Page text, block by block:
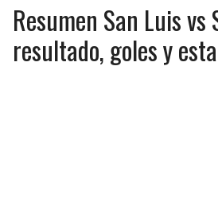
Resumen San Luis vs
resultado, goles y